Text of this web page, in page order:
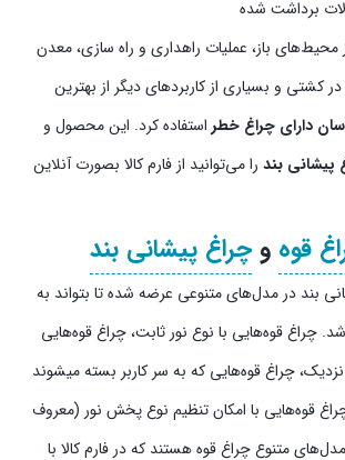
برداشت شده
محیط‌های باز، عملیات‌ راهداری و راه سازی، معدن
کشتی و بسیاری از کاربردهای دیگر از بهترین
دارای چراغ خطر استفاده کرد. این محصول و
پیشانی بند را می‌توانید از فارم کالا بصورت آنلاین
قوه چراغ پیشانی بند
بند در مدل‌های متنوعی عرضه شده‌ تا بتواند به
چراغ قوه‌هایی با نوع نور ثابت، چراغ قوه‌هایی
چراغ قوه‌هایی که به سر کاربر بسته میشوند
قوه‌هایی با امکان تنظیم نوع پخش نور (معروف
متنوع چراغ قوه هستند که در فارم کالا با